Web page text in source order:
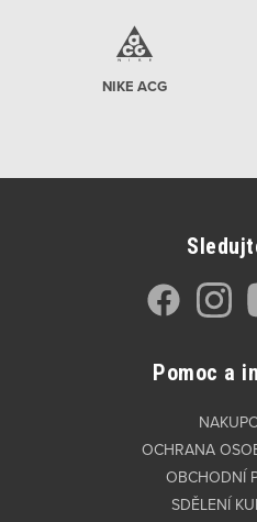
NIKE ACG
Pomoc a
OCHRANA
OBCHODNÍ
SDĚLENÍ